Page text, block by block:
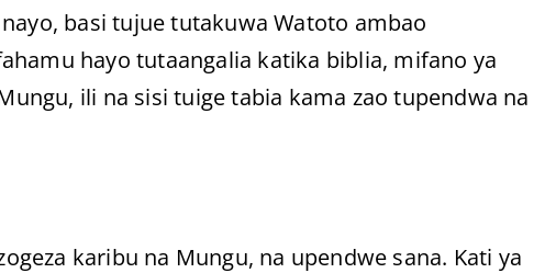
basi tujue tutakuwa Watoto ambao
hayo tutaangalia katika biblia, mifano ya
ili na sisi tuige tabia kama zao tupendwa na
karibu na Mungu, na upendwe sana. Kati ya